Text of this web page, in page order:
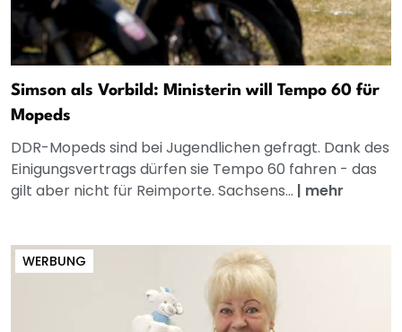
Simson als Vorbild: Ministerin will Tempo 60 für
Mopeds
DDR-Mopeds sind bei Jugendlichen gefragt. Dank des
Einigungsvertrags dürfen sie Tempo 60 fahren - das
gilt aber nicht für Reimporte. Sachsens... | mehr
WERBUNG